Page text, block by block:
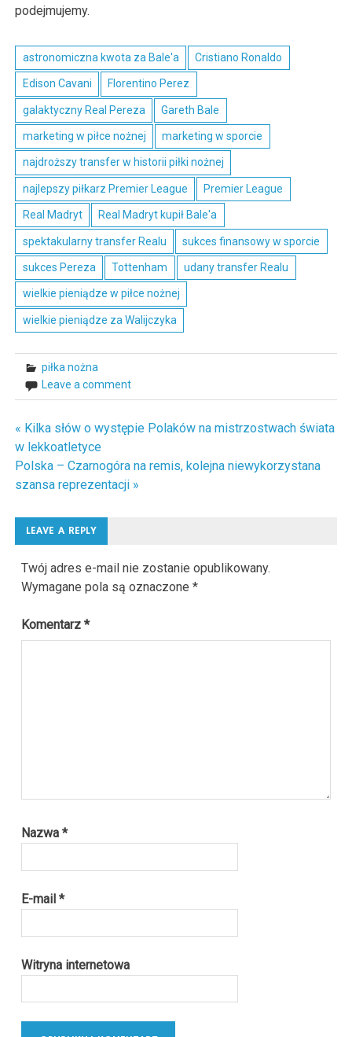
podejmujemy.
astronomiczna kwota za Bale'a Cristiano Ronaldo
Edison Cavani Florentino Perez
galaktyczny Real Pereza Gareth Bale
marketing w piłce nożnej marketing w sporcie
najdroższy transfer w historii piłki nożnej
najlepszy piłkarz Premier League Premier League
Real Madryt Real Madryt kupił Bale'a
spektakularny transfer Realu sukces finansowy w sporcie
sukces Pereza Tottenham udany transfer Realu
wielkie pieniądze w piłce nożnej
wielkie pieniądze za Walijczyka
piłka nożna
Leave a comment
Nawigacja
wpisu
« Kilka słów o występie Polaków na mistrzostwach świata
w lekkoatletyce
Polska – Czarnogóra na remis, kolejna niewykorzystana
szansa reprezentacji »
LEAVE A REPLY
Twój adres e-mail nie zostanie opublikowany.
Wymagane pola są oznaczone*
Komentarz*
Nazwa*
E-mail*
Witryna internetowa